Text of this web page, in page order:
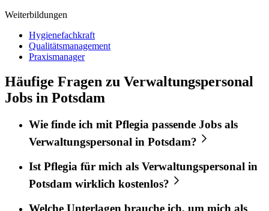
Weiterbildungen
Hygienefachkraft
Qualitätsmanagement
Praxismanager
Häufige Fragen zu Verwaltungspersonal
Jobs in Potsdam
Wie finde ich mitPflegia passende Jobs als
Verwaltungspersonal in Potsdam?
Ist Pflegia für mich als Verwaltungspersonal in
Potsdam wirklich kostenlos?
Welche Unterlagen brauche ich, um mich als